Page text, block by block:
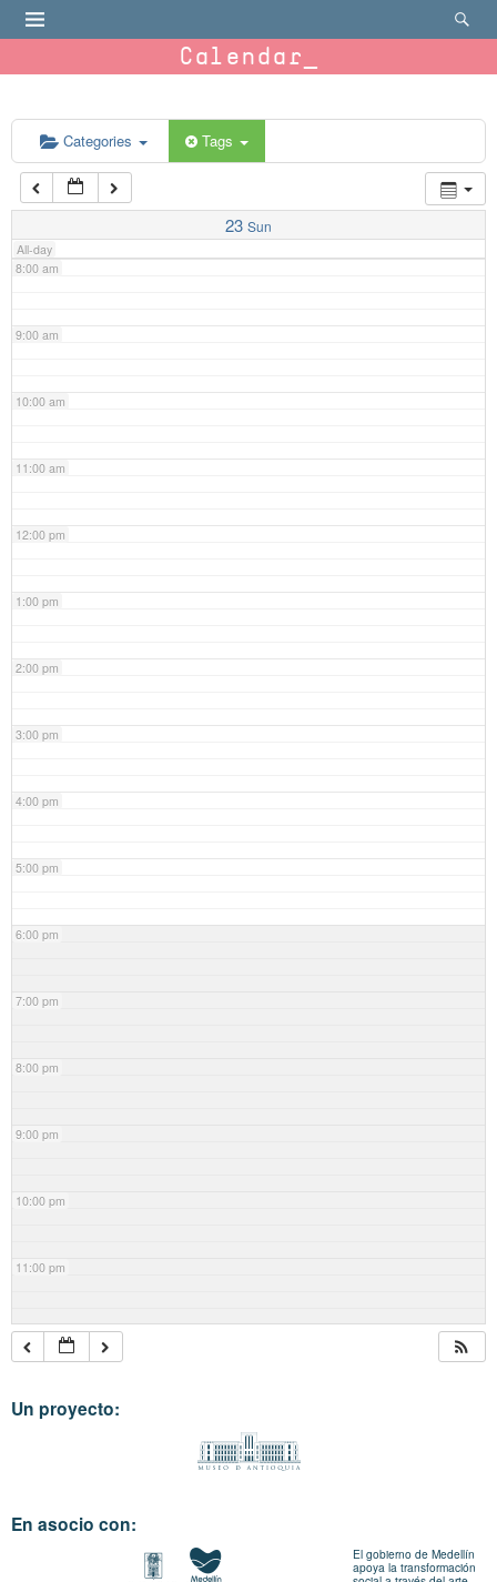
Calendar
Categories Tags
23 Sun
All-day
6:00 am
7:00 am
8:00 am
9:00 am
10:00 am
11:00 am
12:00 pm
1:00 pm
2:00 pm
3:00 pm
4:00 pm
5:00 pm
6:00 pm
7:00 pm
8:00 pm
9:00 pm
10:00 pm
11:00 pm
Un proyecto:
En asocio con:
El gobierno de Medellín
apoya la transformación